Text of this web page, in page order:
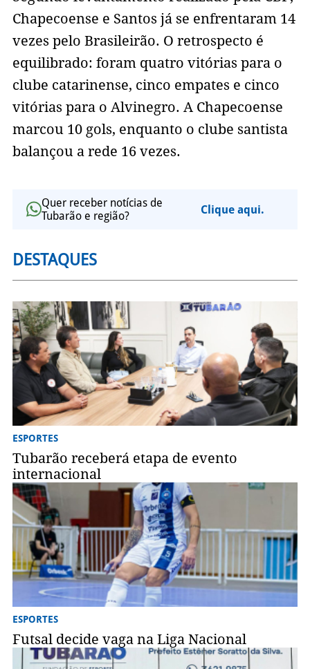
Chapecoense e Santos já se enfrentaram 14
vezes pelo Brasileirão. O retrospecto é
equilibrado: foram quatro vitórias para o
clube catarinense, cinco empates e cinco
vitórias para o Alvinegro. A Chapecoense
marcou 10 gols, enquanto o clube santista
balançou a rede 16 vezes.
Quer receber notícias de
Tubarão e região?
Clique aqui.
DESTAQUES
ESPORTES
Tubarão receberá etapa de evento
internacional
ESPORTES
Futsal decide vaga na Liga Nacional